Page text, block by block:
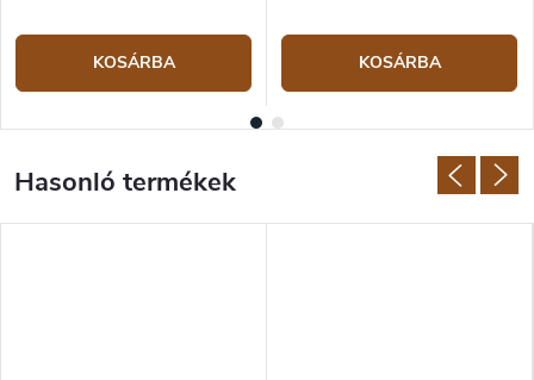
KOSÁRBA KOSÁRBA